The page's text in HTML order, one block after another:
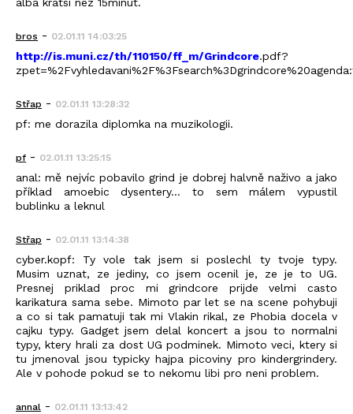
bros - 02.01.11 14:03:25
http://is.muni.cz/th/110150/ff_m/Grindcore.pdf?
Střap - 02.01.11 13:28:32
pf: me dorazila diplomka na muzikologii.
pf - 02.01.11 13:25:15
anal: mě nejvíc pobavilo grind je dobrej halvně naživo a jako
příklad amoebic dysentery... to sem málem vypustil
bublinku a leknul
Střap - 02.01.11 13:14:38
cyber.kopf: Ty vole tak jsem si poslechl ty tvoje typy.
Musim uznat, ze jediny, co jsem ocenil je, ze je to UG.
Presnej priklad proc mi grindcore prijde velmi casto
karikatura sama sebe. Mimoto par let se na scene pohybuji
a co si tak pamatuji tak mi Vlakin rikal, ze Phobia docela v
cajku typy. Gadget jsem delal koncert a jsou to normalni
typy, ktery hrali za dost UG podminek. Mimoto veci, ktery si
tu jmenoval jsou typicky hajpa picoviny pro kindergrindery.
Ale v pohode pokud se to nekomu libi pro neni problem.
annal - 02.01.11 13:13:42